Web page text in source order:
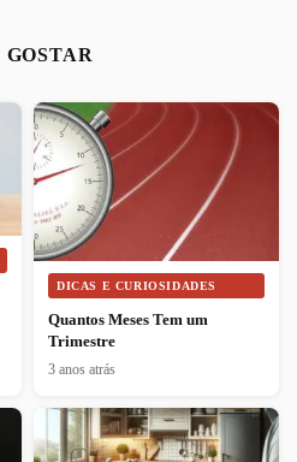
DICAS E CURIOSIDADES
Quantos Meses Tem um
Trimestre
3 anos atrás